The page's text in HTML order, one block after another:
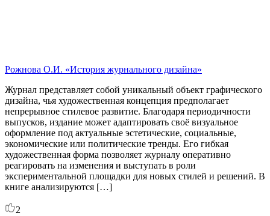
Рожнова О.И. «История журнального дизайна»
Журнал представляет собой уникальный объект графического
дизайна, чья художественная концепция предполагает
непрерывное стилевое развитие. Благодаря периодичности
выпусков, издание может адаптировать своё визуальное
оформление под актуальные эстетические, социальные,
экономические или политические тренды. Его гибкая
художественная форма позволяет журналу оперативно
реагировать на изменения и выступать в роли
экспериментальной площадки для новых стилей и решений. В
книге анализируются […]
2